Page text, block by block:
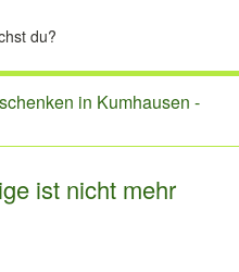
in Kumhausen -
ist nicht mehr